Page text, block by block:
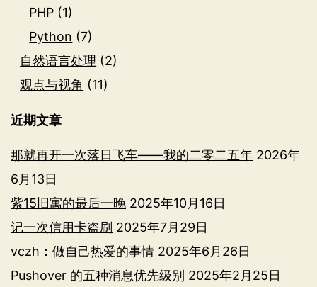
PHP (1)
Python (7)
自然语言处理 (2)
观点与视角 (11)
近期文章
那就再开一次落日飞车——我的二零二五年 2026年
6月13日
紫15旧寓的最后一晚 2025年10月16日
记一次信用卡盗刷 2025年7月29日
vczh：做自己热爱的事情 2025年6月26日
Pushover 的五种消息优先级别 2025年2月25日